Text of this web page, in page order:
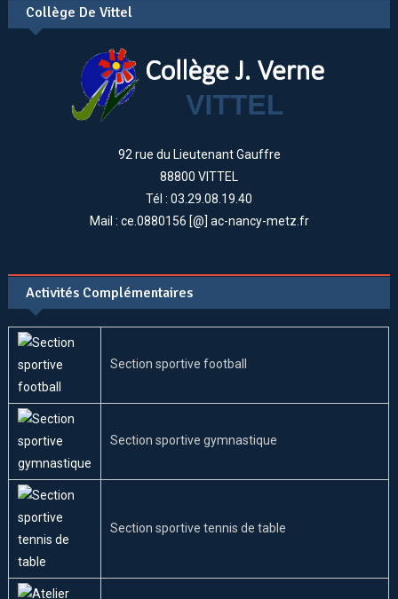
Collège De Vittel
92 rue du Lieutenant Gauffre
88800 VITTEL
Tél : 03.29.08.19.40
Mail : ce.0880156 [@] ac-nancy-metz.fr
Activités Complémentaires
Section sportive football
Section sportive gymnastique
Section sportive tennis de table